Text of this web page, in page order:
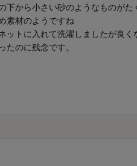
下から小さい砂のようなものが
素材のようですね
ットに入れて洗濯しましたが良く
たのに残念です。